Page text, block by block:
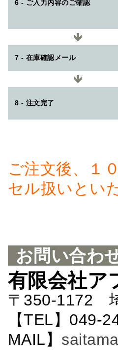
6 - ご入力内容のご確認
7 - 在庫確認メール
8 - 注文完了
ご注文後、１
セル扱いとい
お問い合わ
有限会社ア
〒350-1172
【TEL】
MAIL】